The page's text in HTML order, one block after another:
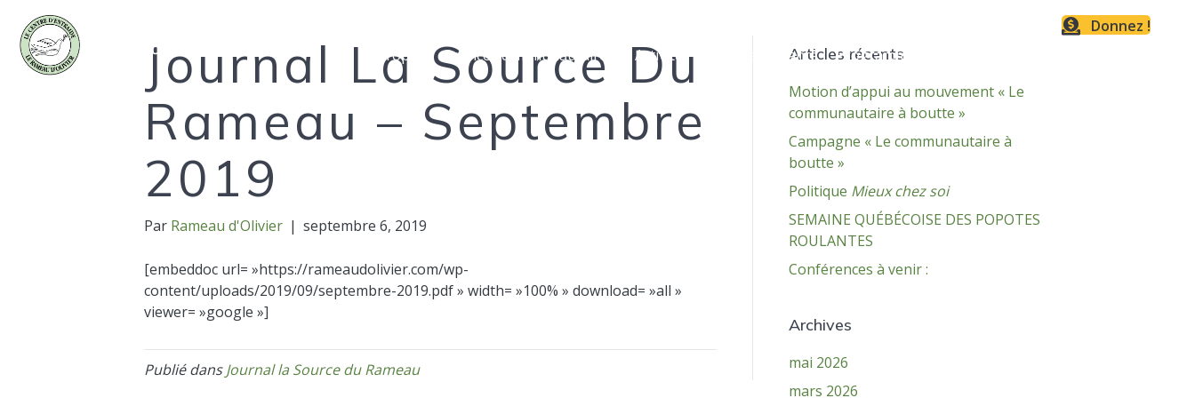
Donnez !
À propos
Services communautaires et Activités Popote roulante Programmes
Journal La Source Du
Rameau – Septembre
2019
Par Rameau d'Olivier | septembre 6, 2019
[embeddoc url= »https://rameaudolivier.com/wp-
content/uploads/2019/09/septembre-2019.pdf » width= »100% » download= »all »
viewer= »google »]
Publié dansJournal la Source du Rameau
Articles récents
Motion d’appui au mouvement « Le
communautaire à boutte »
Campagne « Le communautaire à
boutte »
Politique Mieux chez soi
SEMAINE QUÉBÉCOISE DES POPOTES
ROULANTES
Conférences à venir :
Archives
mai 2026
mars 2026